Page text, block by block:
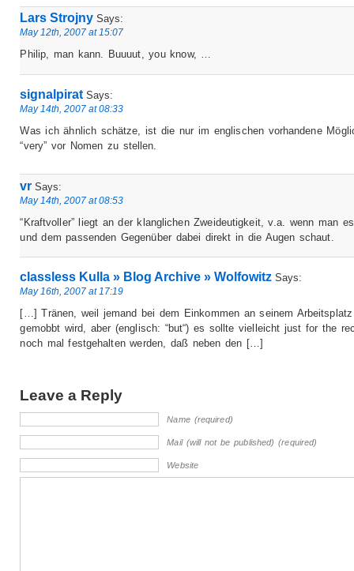
Lars Strojny Says:
May 12th, 2007 at 15:07
Philip, man kann. Buuuut, you know, …
signalpiratSays:
May 14th, 2007 at 08:33
Was ich ähnlich schätze, ist die nur im englischen vorhandene
“very” vor Nomen zu stellen.
vr Says:
May 14th, 2007 at 08:53
“Kraftvoller” liegt an der klanglichen Zweideutigkeit, v.a. wenn man
und dem passenden Gegenüber dabei direkt in die Augen schaut.
classless Kulla » Blog Archive » Wolfowitz Says:
May 16th, 2007 at 17:19
[…] Tränen, weil jemand bei dem Einkommen an seinem Arbeitsplatz
gemobbt wird, aber (englisch: “but“) es sollte vielleicht just for the
noch mal festgehalten werden, daß neben den […]
Leave a Reply
Name (required)
Mail (will not be published) (required)
Website